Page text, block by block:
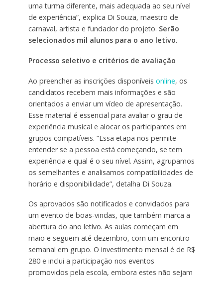
uma turma diferente, mais adequada ao seu nível
de experiência”, explica Di Souza, maestro de
carnaval, artista e fundador do projeto. Serão
selecionados mil alunos para o ano letivo.
Processo seletivo e critérios de avaliação
Ao preencher as inscrições disponíveis online, os
candidatos recebem mais informações e são
orientados a enviar um vídeo de apresentação.
Esse material é essencial para avaliar o grau de
experiência musical e alocar os participantes em
grupos compatíveis. “Essa etapa nos permite
entender se a pessoa está começando, se tem
experiência e qual é o seu nível. Assim, agrupamos
os semelhantes e analisamos compatibilidades de
horário e disponibilidade”, detalha Di Souza.
Os aprovados são notificados e convidados para
um evento de boas-vindas, que também marca a
abertura do ano letivo. As aulas começam em
maio e seguem até dezembro, com um encontro
semanal em grupo. O investimento mensal é de R$
280 e inclui a participação nos eventos
promovidos pela escola, embora estes não sejam